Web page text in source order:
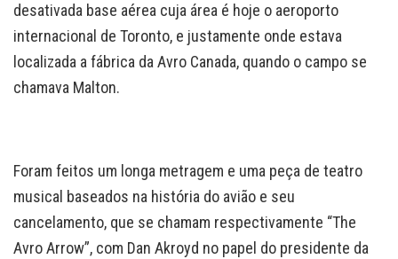
desativada base aérea cuja área é hoje o aeroporto
internacional de Toronto, e justamente onde estava
localizada a fábrica da Avro Canada, quando o campo se
chamava Malton.
Foram feitos um longa metragem e uma peça de teatro
musical baseados na história do avião e seu
cancelamento, que se chamam respectivamente “The
Avro Arrow”, com Dan Akroyd no papel do presidente da